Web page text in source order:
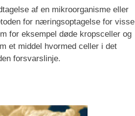
af en mikroorganisme eller
for næringsoptagelse for visse
for eksempel døde kropsceller og
et middel hvormed celler i det
forsvarslinje.